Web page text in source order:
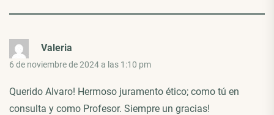
Valeria
6 de noviembre de 2024 a las 1:10 pm
Querido Alvaro! Hermoso juramento ético; como tú en
consulta y como Profesor. Siempre un gracias!